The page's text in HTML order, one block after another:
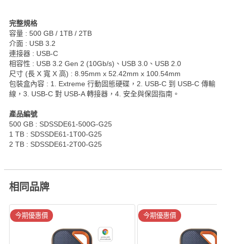
完整規格
容量 : 500 GB / 1TB / 2TB
介面 : USB 3.2
連接器 : USB-C
相容性 : USB 3.2 Gen 2 (10Gb/s)、USB 3.0、USB 2.0
尺寸 (長 X 寬 X 高) : 8.95mm x 52.42mm x 100.54mm
包裝盒內容 : 1. Extreme 行動固態硬碟，2. USB-C 到 USB-C 傳輸
線，3. USB-C 對 USB-A 轉接器，4. 安全與保固指南。
產品編號
500 GB : SDSSDE61-500G-G25
1 TB : SDSSDE61-1T00-G25
2 TB : SDSSDE61-2T00-G25
相同品牌
今期優惠價 今期優惠價